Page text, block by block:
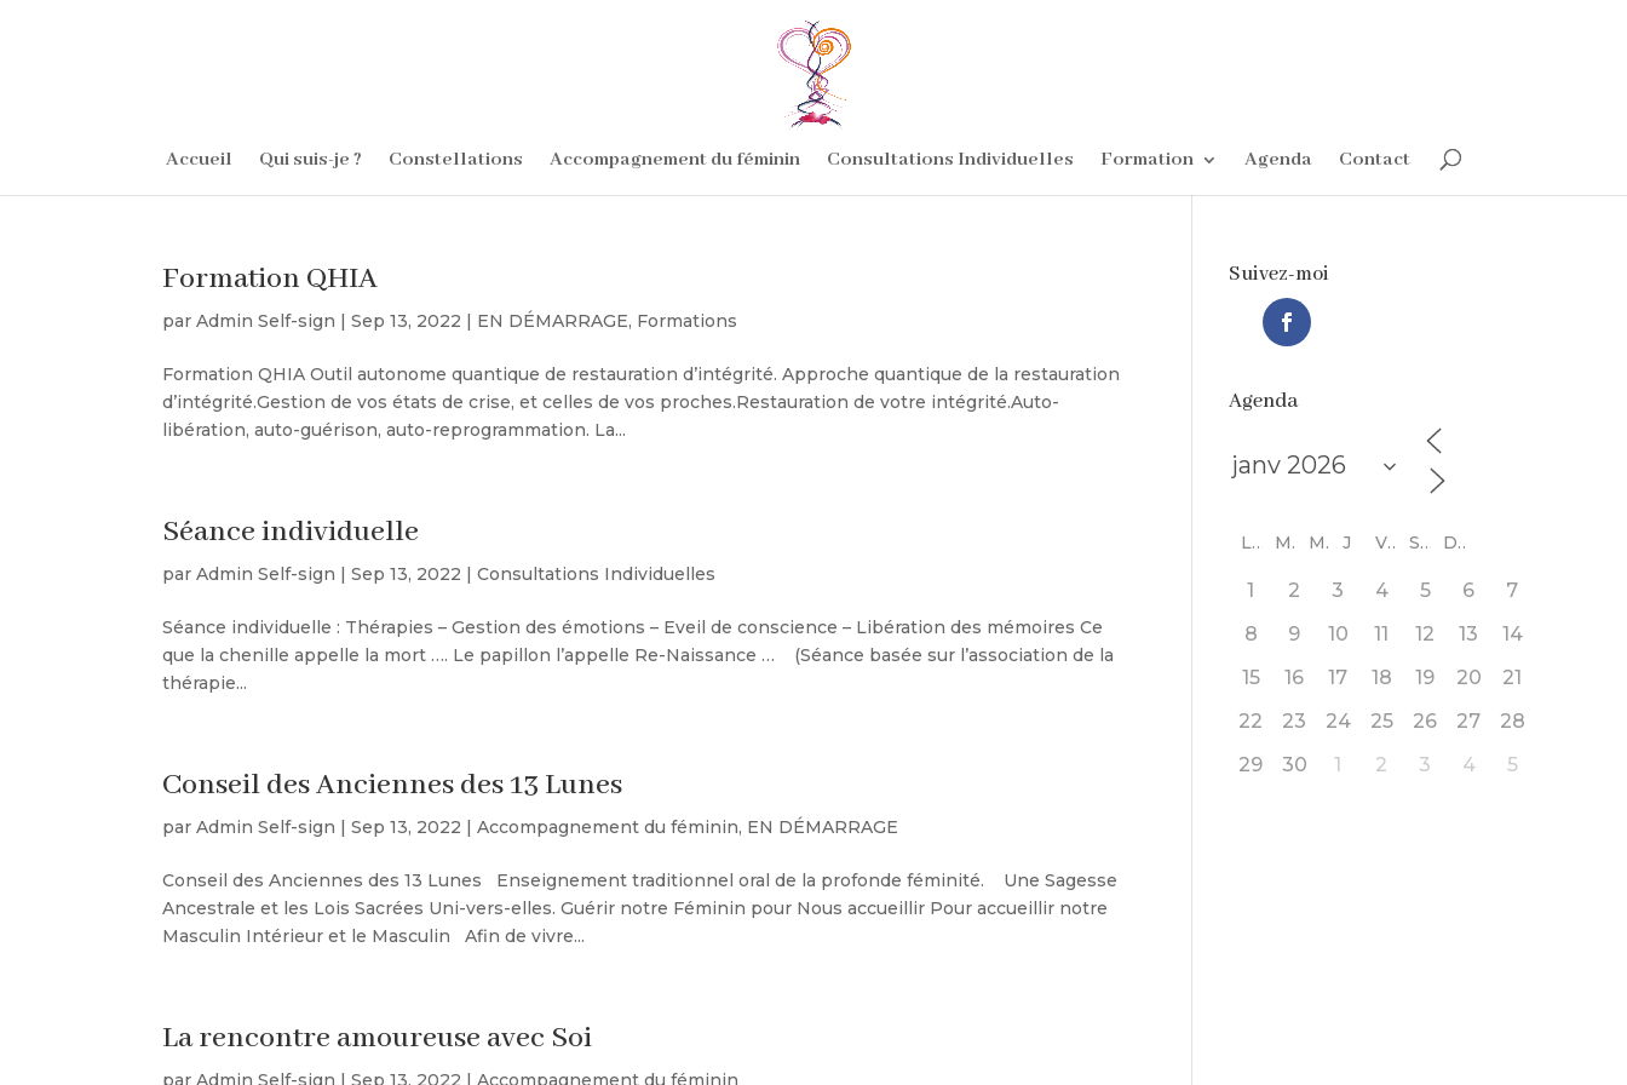
Accueil Qui suis-je ? Constellations Accompagnement du féminin Consultations Individuelles Formation Agenda Contact
Formation QHIA
parAdmin Self-sign |Sep 13, 2022 | EN DÉMARRAGE, Formations
Formation QHIA Outil autonome quantique de restauration d’intégrité. Approche quantique de la restauration
d’intégrité.Gestion de vos états de crise, et celles de vos proches.Restauration de votre intégrité.Auto-
libération, auto-guérison, auto-reprogrammation. La...
Séance individuelle
parAdmin Self-sign |Sep 13, 2022 |Consultations Individuelles
Séance individuelle : Thérapies – Gestion des émotions – Eveil de conscience – Libération des mémoires Ce
que la chenille appelle la mort …. Le papillon l’appelle Re-Naissance … (Séance basée sur l’association de la
thérapie...
Conseil des Anciennes des 13 Lunes
parAdmin Self-sign |Sep 13, 2022 |Accompagnement du féminin, EN DÉMARRAGE
Conseil des Anciennes des 13 Lunes Enseignement traditionnel oral de la profonde féminité. Une Sagesse
Ancestrale et les Lois Sacrées Uni-vers-elles. Guérir notre Féminin pour Nous accueillir Pour accueillir notre
Masculin Intérieur et le Masculin Afin de vivre...
La rencontre amoureuse avec Soi
parAdmin Self-sign |Sep 13, 2022 |Accompagnement du féminin
Suivez-moi
Agenda
L M M J V S D
1 2 3 4 5 6
7
8
9 10 11 12 13
14
15
16 17 18 19 20
21
22
23 24 25 26 27
28
29
30 1 2 3 4 5